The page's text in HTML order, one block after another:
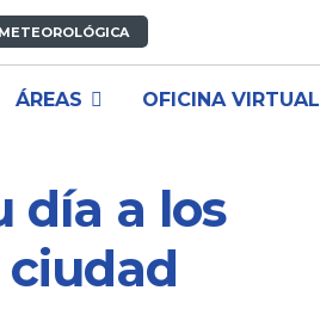
ÁREAS OFICINA VIRTUAL
día a los